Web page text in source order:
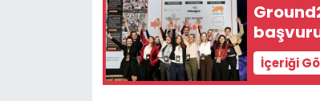
İçeriği